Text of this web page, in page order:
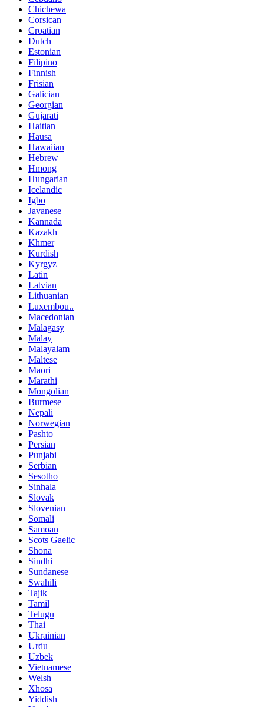
Chichewa
Corsican
Croatian
Dutch
Estonian
Filipino
Finnish
Frisian
Galician
Georgian
Gujarati
Haitian
Hausa
Hawaiian
Hebrew
Hmong
Hungarian
Icelandic
Igbo
Javanese
Kannada
Kazakh
Khmer
Kurdish
Kyrgyz
Latin
Latvian
Lithuanian
Luxembou..
Macedonian
Malagasy
Malay
Malayalam
Maltese
Maori
Marathi
Mongolian
Burmese
Nepali
Norwegian
Pashto
Persian
Punjabi
Serbian
Sesotho
Sinhala
Slovak
Slovenian
Somali
Samoan
Scots Gaelic
Shona
Sindhi
Sundanese
Swahili
Tajik
Tamil
Telugu
Thai
Ukrainian
Urdu
Uzbek
Vietnamese
Welsh
Xhosa
Yiddish